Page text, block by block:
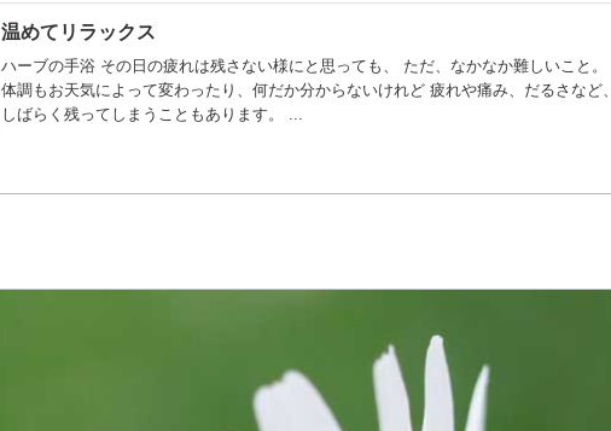
温めてリラックス
ハーブの手浴 その日の疲れは残さない様にと思っても、 ただ、なかなか難しいこと。
体調もお天気によって変わったり、何だか分からないけれど 疲れや痛み、だるさなど、
しばらく残ってしまうこともあります。 ...